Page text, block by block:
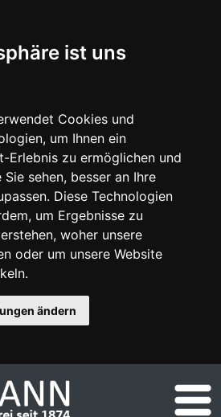
ist uns
Cookies und
um Ihnen ein
Erlebnis zu ermöglichen und
sehen, besser an Ihre
Diese Technologien
um Ergebnisse zu
woher unsere
oder um unsere Website
ändern